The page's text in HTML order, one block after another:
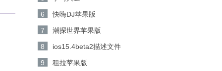
6 快嗨DJ苹果版
7 潮探世界苹果版
8 ios15.4beta2描述文件
9 租拉苹果版